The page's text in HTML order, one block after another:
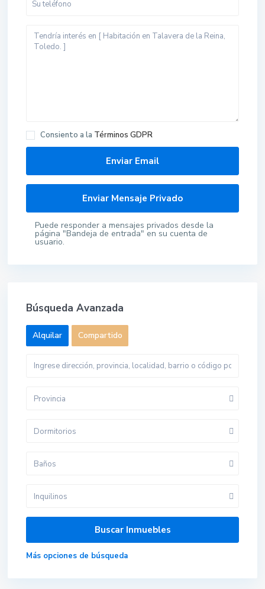
Consiento a la Términos GDPR
Puede responder a mensajes privados desde la
página "Bandeja de entrada" en su cuenta de
usuario.
Búsqueda Avanzada
Alquilar Compartido
Provincia
Dormitorios
Baños
Inquilinos
Más opciones de búsqueda